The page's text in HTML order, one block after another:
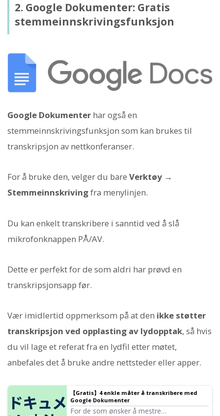
2. Google Dokumenter: Gratis
stemmeinnskrivingsfunksjon
Google Dokumenter har også en
stemmeinnskrivingsfunksjon som kan brukes til
transkripsjon av nettkonferanser.
For å bruke den, velger du bare Verktøy →
Stemmeinnskrivingfra menylinjen.
Du kan enkelt transkribere i sanntid ved å slå
mikrofonknappen PÅ/AV.
Dette er perfekt for de som aldri har prøvd en
transkripsjonsapp før.
Vær imidlertid oppmerksom på at den ikke støtter
transkripsjon ved opplasting av lydopptak, så hvis
du vil lage et referat fra en lydfil etter møtet,
anbefales det å bruke andre nettsteder eller apper.
【Gratis】4 enkle måter å transkribere med
Google Dokumenter
For de som ønsker å mestre